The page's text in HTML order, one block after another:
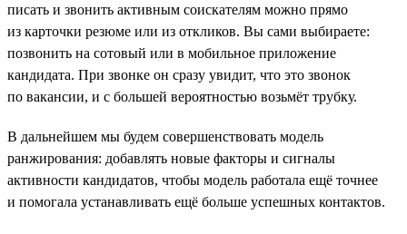
писать и звонить активным соискателям можно прямо
из карточки резюме или из откликов. Вы сами выбираете:
позвонить на сотовый или в мобильное приложение
кандидата. При звонке он сразу увидит, что это звонок
по вакансии, и с большей вероятностью возьмёт трубку.
В дальнейшем мы будем совершенствовать модель
ранжирования: добавлять новые факторы и сигналы
активности кандидатов, чтобы модель работала ещё точнее
и помогала устанавливать ещё больше успешных контактов.